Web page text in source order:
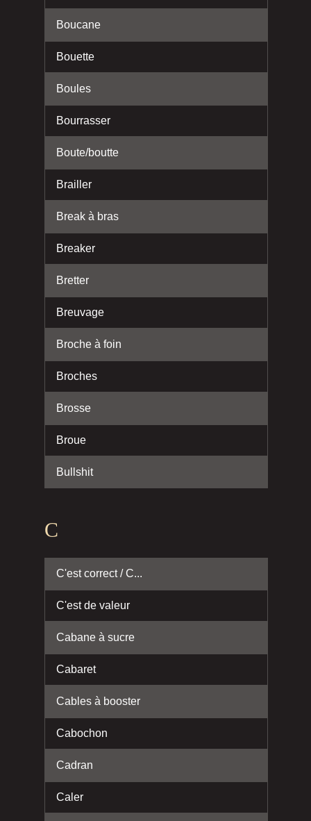
Boucane
Bouette
Boules
Bourrasser
Boute/boutte
Brailler
Break à bras
Breaker
Bretter
Breuvage
Broche à foin
Broches
Brosse
Broue
Bullshit
C
C'est correct / C...
C'est de valeur
Cabane à sucre
Cabaret
Cables à booster
Cabochon
Cadran
Caler